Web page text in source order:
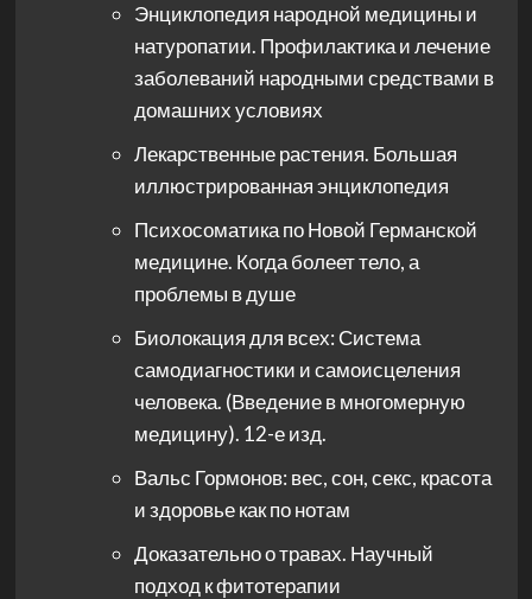
Энциклопедия народной медицины и
натуропатии. Профилактика и лечение
заболеваний народными средствами в
домашних условиях
Лекарственные растения. Большая
иллюстрированная энциклопедия
Психосоматика по Новой Германской
медицине. Когда болеет тело, а
проблемы в душе
Биолокация для всех: Система
самодиагностики и самоисцеления
человека. (Введение в многомерную
медицину). 12-е изд.
Вальс Гормонов: вес, сон, секс, красота
и здоровье как по нотам
Доказательно о травах. Научный
подход к фитотерапии